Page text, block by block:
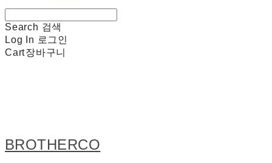
Search 검색
Log In 로그인
Cart장바구니
BROTHERCO